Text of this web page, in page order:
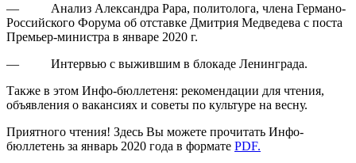
— Анализ Александра Рара, политолога, члена Германо-
Российского Форума об отставке Дмитрия Медведева с поста
Премьер-министра в январе 2020 г.
— Интервью с выжившим в блокаде Ленинграда.
Также в этом Инфо-бюллетеня: рекомендации для чтения,
объявления о вакансиях и советы по культуре на весну.
Приятного чтения! Здесь Вы можете прочитать Инфо-
бюллетень за январь 2020 года в формате PDF.